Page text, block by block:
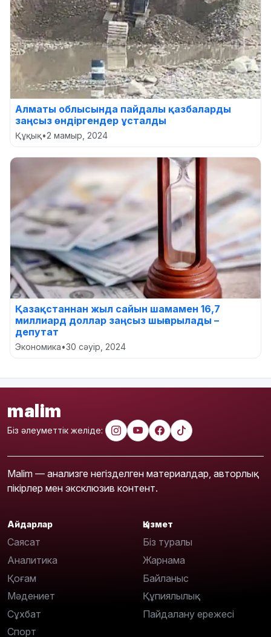
Алматы облысында пайдалы қазбаларды
заңсыз өндіргендер ұсталды
Құқық•2 мамыр, 2024
Қазақстаннан жыл сайын шамамен 16,7
миллиард доллар заңсыз шығарылады –
депутат
Экономика•30 сәуір, 2024
malim
Біз әлеуметтік желіде:
Malim — анализге негізделген материалдар, авторлық
пікірлер мен эксклюзив контент.
Айдарлар
Саясат
Аналитика
Қоғам
Мәдениет
Сұхбат
Спорт
Қызмет
Біз туралы
Жарнама
Байланыс
Құпиялылық
Пайдалану ережесі